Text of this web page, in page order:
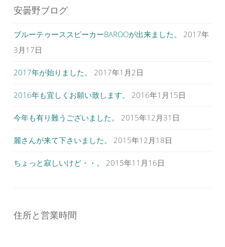
で
開
す
ビ
ー
シ
ョ
安曇野ブログ
ブルーテゥーススピーカーBAROOが出来ました。
2017年
3月17日
2017年が始りました。 2017年1月2日
2016年も宜しくお願い致します。 2016年1月15日
今年も有り難うございました。 2015年12月31日
麗さんが来て下さいました。 2015年12月18日
ちょっと寂しいけど・・。 2015年11月16日
住所と営業時間